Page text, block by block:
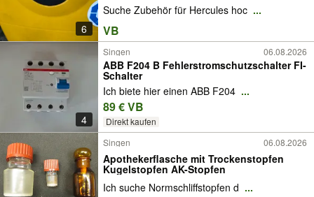
6
Suche Zubehör für Hercules hoc ...
VB
4
Singen 06.08.2026
ABB F204 B Fehlerstromschutzschalter FI-
Schalter
Ich biete hier einen ABB F204 ...
89 € VB
Direkt kaufen
Singen
06.08.2026
Apothekerflasche mit Trockenstopfen
Kugelstopfen AK-Stopfen
Ich suche Normschliffstopfen d ...